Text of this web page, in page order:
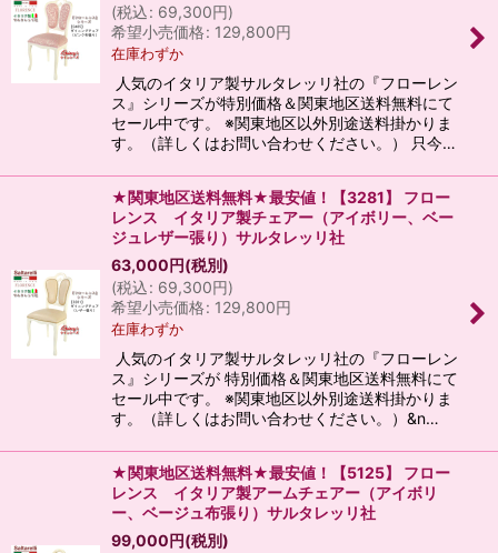
(税込: 69,300円)
希望小売価格: 129,800円
在庫わずか
人気のイタリア製サルタレッリ社の『フローレン
ス』シリーズが特別価格＆関東地区送料無料にて
セール中です。 ※関東地区以外別途送料掛かりま
す。（詳しくはお問い合わせください。） 只今…
★関東地区送料無料★最安値！【3281】 フロー
レンス イタリア製チェアー（アイボリー、ベー
ジュレザー張り）サルタレッリ社
63,000円(税別)
(税込: 69,300円)
希望小売価格: 129,800円
在庫わずか
人気のイタリア製サルタレッリ社の『フローレン
ス』シリーズが 特別価格＆関東地区送料無料にて
セール中です。 ※関東地区以外別途送料掛かりま
す。（詳しくはお問い合わせください。）&n…
★関東地区送料無料★最安値！【5125】 フロー
レンス イタリア製アームチェアー（アイボリ
ー、ベージュ布張り）サルタレッリ社
99,000円(税別)